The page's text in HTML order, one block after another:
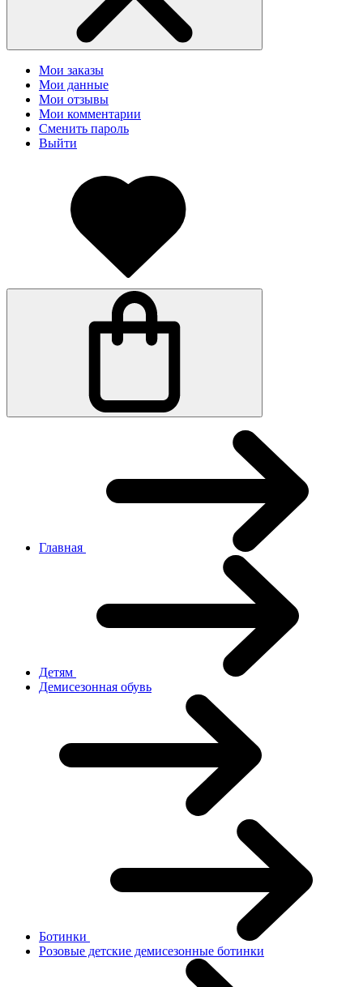
Мои заказы
Мои данные
Мои отзывы
Мои комментарии
Сменить пароль
Выйти
Главная
Детям
Демисезонная обувь
Ботинки
Розовые детские демисезонные ботинки